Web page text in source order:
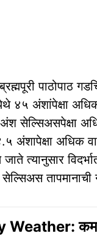
पाठोपाठ
४५ अंशांपेक्षा
अधिक
अंशापेक्षा अधिक
त्यानुसार
तापमानाची